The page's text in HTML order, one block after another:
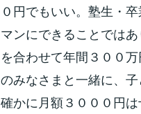
０円でもいい。塾生・
マンにできることでは
を合わせて年間３００
のみなさまと一緒に、
確かに月額３０００円